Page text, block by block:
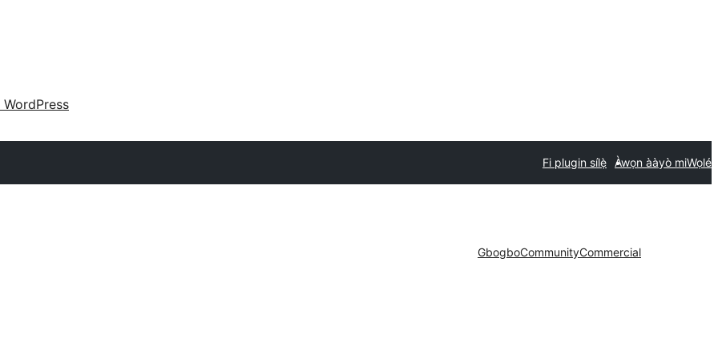
WordPress
Fi plugin sílẹ̀ Àwọn ààyò miWọlé
GbogboCommunityCommercial